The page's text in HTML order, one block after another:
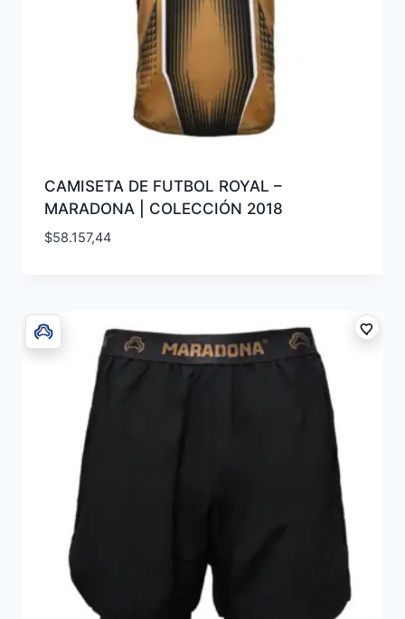
CAMISETA DE FUTBOL ROYAL –
MARADONA | COLECCIÓN 2018
$58.157,44